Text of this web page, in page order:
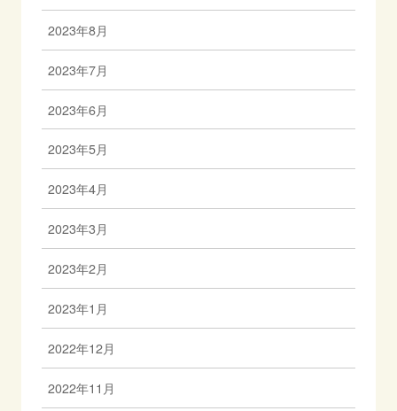
2023年8月
2023年7月
2023年6月
2023年5月
2023年4月
2023年3月
2023年2月
2023年1月
2022年12月
2022年11月